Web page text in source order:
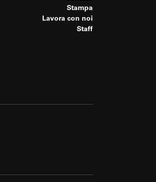
Stampa
Lavora con noi
Staff